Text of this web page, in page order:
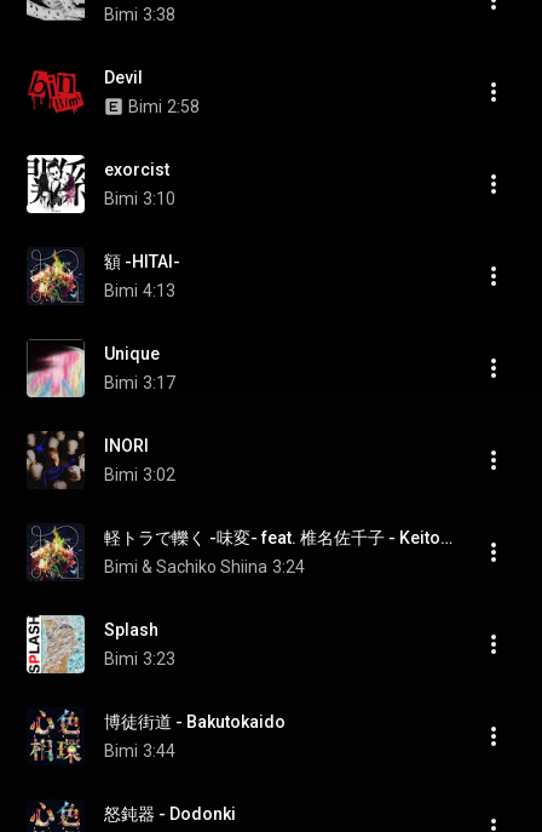
Bimi 3:38
Devil
Bimi 2:58
exorcist
Bimi 3:10
額 -HITAI-
Bimi 4:13
Unique
Bimi 3:17
INORI
Bimi 3:02
軽トラで轢く -味変- feat. 椎名佐千子 - Keitora de Hiku -Ajihen- feat. Sachiko Shiina (feat. Sachiko Shiina)
Bimi & Sachiko Shiina 3:24
Splash
Bimi 3:23
博徒街道 - Bakutokaido
Bimi 3:44
怒鈍器 - Dodonki